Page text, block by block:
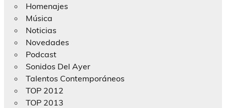
Homenajes
Música
Noticias
Novedades
Podcast
Sonidos Del Ayer
Talentos Contemporáneos
TOP 2012
TOP 2013